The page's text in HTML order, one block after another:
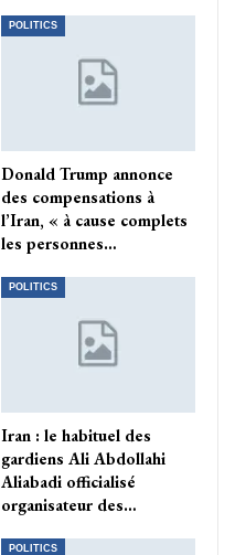
POLITICS
Donald Trump annonce
des compensations à
l’Iran, « à cause complets
les personnes…
POLITICS
Iran : le habituel des
gardiens Ali Abdollahi
Aliabadi officialisé
organisateur des…
POLITICS